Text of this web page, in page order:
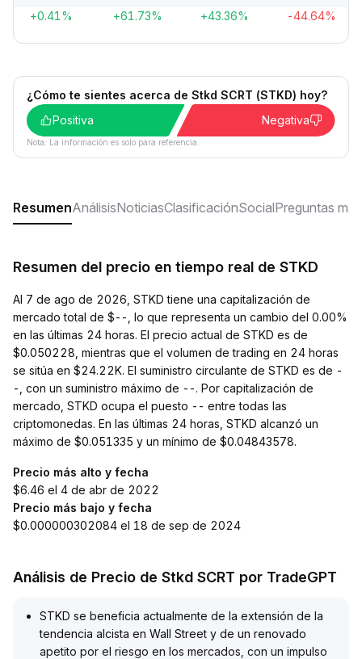
+0.41% +61.73% +43.36% -44.64%
¿Cómo te sientes acerca de Stkd SCRT (STKD) hoy?
Positiva
Negativa
Nota: La información es solo para referencia.
ResumenAnálisisNoticiasClasificaciónSocialPreguntas
Resumen del precio en tiempo real de STKD
Al 7 de ago de 2026, STKD tiene una capitalización de
mercado total de $--, lo que representa un cambio del 0.00%
en las últimas 24 horas. El precio actual de STKD es de
$0.050228, mientras que el volumen de trading en 24 horas
se sitúa en $24.22K. El suministro circulante de STKD es de -
-, con un suministro máximo de --. Por capitalización de
mercado, STKD ocupa el puesto -- entre todas las
criptomonedas. En las últimas 24 horas, STKD alcanzó un
máximo de $0.051335 y un mínimo de $0.04843578.
Precio más alto y fecha
$6.46 el 4 de abr de 2022
Precio más bajo y fecha
$0.000000302084 el 18 de sep de 2024
Análisis de Precio de Stkd SCRT por TradeGPT
STKD se beneficia actualmente de la extensión de la
tendencia alcista en Wall Street y de un renovado
apetito por el riesgo en los mercados, con un impulso